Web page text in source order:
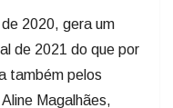
2020, gera um
de 2021 do que por
também pelos
Magalhães,